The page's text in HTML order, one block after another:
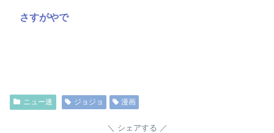
さすがやで
ニュー速 ジョジョ 漫画
シェアする